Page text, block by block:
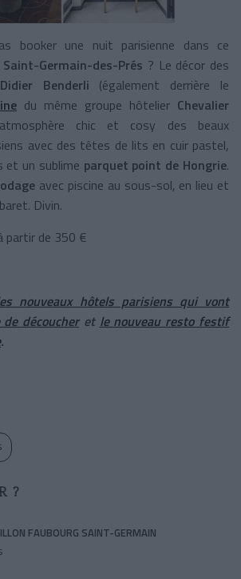
booker une nuit parisienne dans ce
Saint-Germain-des-Prés ? Le décor des
Didier Benderli (également derrière le
du même groupe hôtelier Chevalier
chic et cosy des beaux
avec des têtes de lits en cuir pastel,
et un sublime parquet point de Hongrie.
avec piscine au sous-sol, en lieu et
Divin.
partir de 350 €
nouveaux hôtels parisiens qui vont
découcheret le nouveau resto festif
.
?
FAUBOURG SAINT-GERMAIN